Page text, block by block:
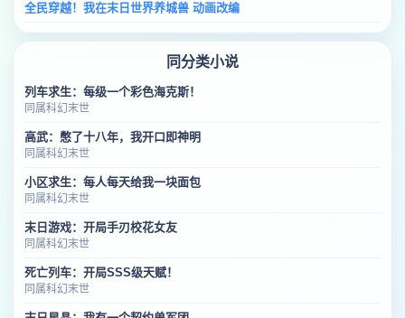
全民穿越！我在末日世界养城兽 动画改编
同分类小说
列车求生：每级一个彩色海克斯！
同属科幻末世
高武：憋了十八年，我开口即神明
同属科幻末世
小区求生：每人每天给我一块面包
同属科幻末世
末日游戏：开局手刃校花女友
同属科幻末世
死亡列车：开局SSS级天赋！
同属科幻末世